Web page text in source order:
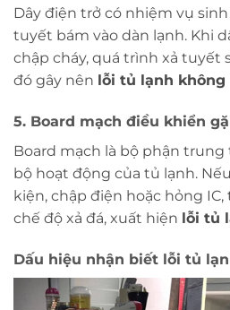
Dây điện trở có nhiệm vụ
tuyết bám vào dàn lạnh. Khi
chập cháy, quá trình xả tuyết
đó gây nên lỗi tủ lạnh
5. Board mạch điều khiển
Board mạch là bộ phận
bộ hoạt động của tủ lạnh.
kiện, chập điện hoặc hỏng
chế độ xả đá, xuất hiện lỗi tủ
Dấu hiệu nhận biết lỗi tủ